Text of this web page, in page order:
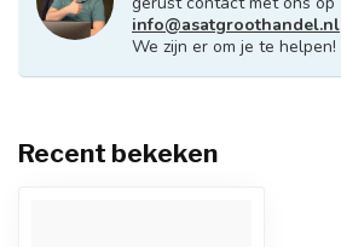
info@asatgroothandel.nl
We zijn er om je te helpen!
Recent bekeken